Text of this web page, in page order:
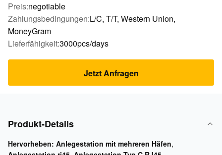
Preis:negotiable
Zahlungsbedingungen:L/C, T/T, Western Union,
MoneyGram
Lieferfähigkeit:3000pcs/days
Jetzt Anfragen
Produkt-Details
Hervorheben: Anlegestation mit mehreren Häfen,